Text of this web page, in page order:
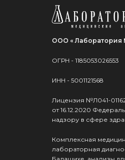
ООО « Лаборатория
ОГРН - 1185053026553
ИНН - 5001121568
Лицензия №Л041-
от 16.12.2020
надзору в сфере
Комплексная
лабораторная